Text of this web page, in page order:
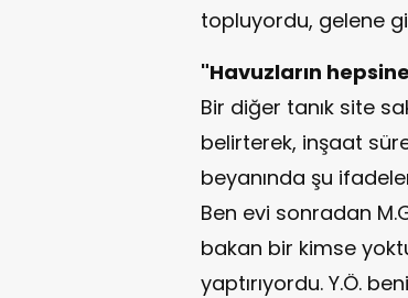
topluyordu, gelene
"Havuzların
Bir diğer tanık site
belirterek, inşaat
beyanında şu
Ben evi sonradan
bakan bir kimse
yaptırıyordu. Y.Ö.